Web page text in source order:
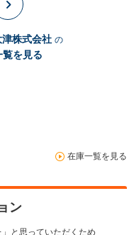
株式会社 の
覧を見る
在庫一覧を見る
ン
と思っていただくため